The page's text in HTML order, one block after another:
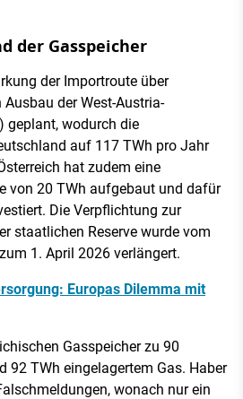
der Gasspeicher
der Importroute über
der West-Austria-
geplant, wodurch die
auf 117 TWh pro Jahr
hat zudem eine
von 20 TWh aufgebaut und dafür
Die Verpflichtung zur
staatlichen Reserve wurde vom
1. April 2026 verlängert.
Europas Dilemma mit
Gasspeicher zu 90
92 TWh eingelagertem Gas. Haber
wonach nur ein